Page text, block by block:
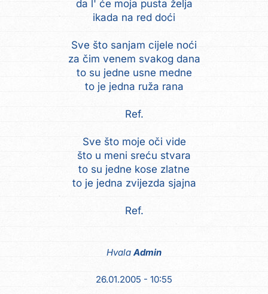
da l' će moja pusta želja
ikada na red doći
Sve što sanjam cijele noći
za čim venem svakog dana
to su jedne usne medne
to je jedna ruža rana
Ref.
Sve što moje oči vide
što u meni sreću stvara
to su jedne kose zlatne
to je jedna zvijezda sjajna
Ref.
HvalaAdmin
26.01.2005 - 10:55